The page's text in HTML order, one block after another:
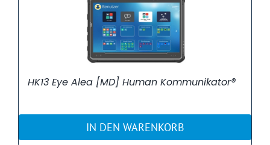
HK13 Eye Alea [MD] Human Kommunikator®
IN DEN WARENKORB